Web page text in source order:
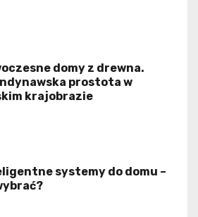
domy z drewna.
prostota w
krajobrazie
systemy do domu –